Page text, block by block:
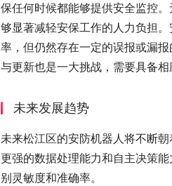
保任何时候都能够提供安全监控
够显著减轻安保工作的人力负担
率，但仍然存在一定的误报或漏
与更新也是一大挑战，需要具备
未来发展趋势
未来松江区的安防机器人将不断
更强的数据处理能力和自主决策
别灵敏度和准确率。